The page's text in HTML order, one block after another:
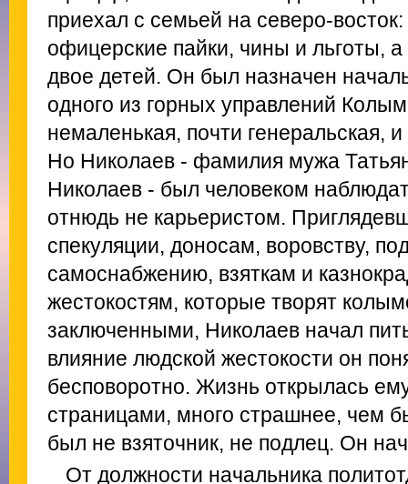
приехал с семьей на северо-
офицерские пайки, чины и льготы,
двое детей. Он был назначен
одного из горных управлений
немаленькая, почти генеральская,
Но Николаев - фамилия мужа
Николаев - был человеком
отнюдь не карьеристом.
спекуляции, доносам, воровству,
самоснабжению, взяткам и
жестокостям, которые творят
заключенными, Николаев начал
влияние людской жестокости он
бесповоротно. Жизнь открылась
страницами, много страшнее, чем
был не взяточник, не подлец. Он
От должности начальника